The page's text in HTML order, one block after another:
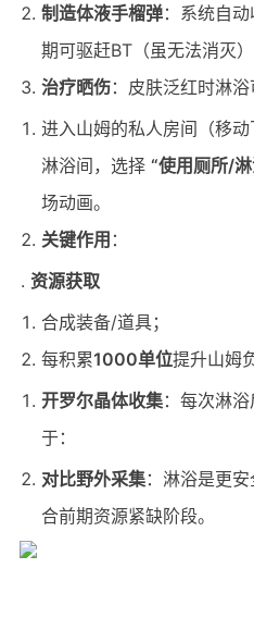
制造体液手榴弹：系统自
期可驱赶BT（虽无法消灭）
治疗晒伤：皮肤泛红时淋浴
进入山姆的私人房间（移
淋浴间，选择 “使用厕所/淋
场动画。
关键作用 ：
资源获取
合成装备/道具；
每积累1000单位提升山姆
开罗尔晶体收集：每次淋
于：
对比野外采集：淋浴是更
合前期资源紧缺阶段。